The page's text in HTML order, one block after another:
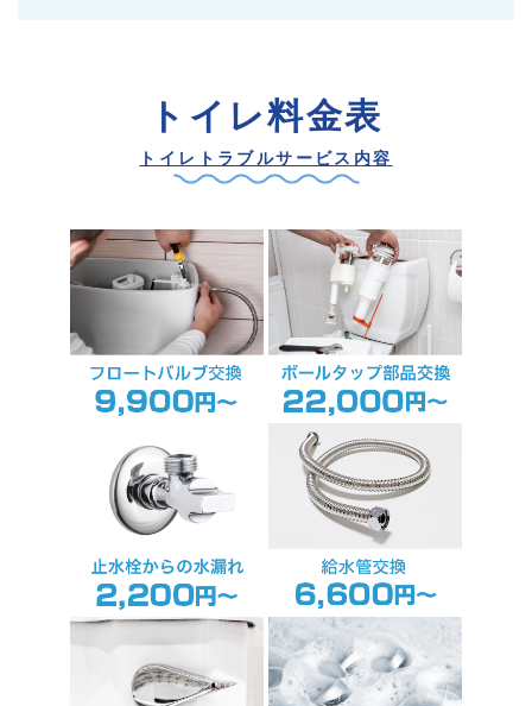
トイレ料金表
トイレトラブルサービス内容